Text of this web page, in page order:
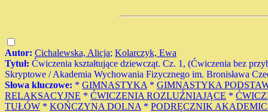
Autor: Cichalewska, Alicja; Kolarczyk, Ewa
Tytuł: Ćwiczenia kształtujące dziewcząt. Cz. 1, (Ćwiczenia bez
Skryptowe / Akademia Wychowania Fizycznego im. Bronisława
Słowa kluczowe: * GIMNASTYKA * GIMNASTYKA
RELAKSACYJNE * ĆWICZENIA ROZLUŹNIAJĄCE *
TUŁÓW * KOŃCZYNA DOLNA * PODRĘCZNIK